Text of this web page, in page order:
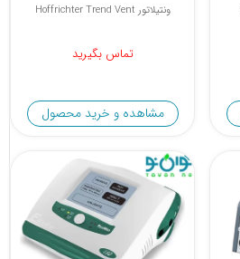
ونتیلاتور Hoffrichter Trend Vent
تماس بگیرید
مشاهده و خرید محصول